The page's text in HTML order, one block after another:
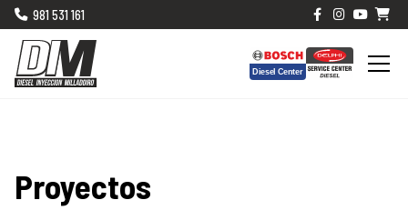
981 531 161
Proyectos